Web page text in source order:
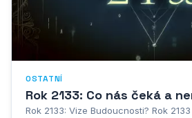
OSTATNÍ
Rok 2133: Co nás čeká a
Rok 2133: Vize Budoucnosti? Rok